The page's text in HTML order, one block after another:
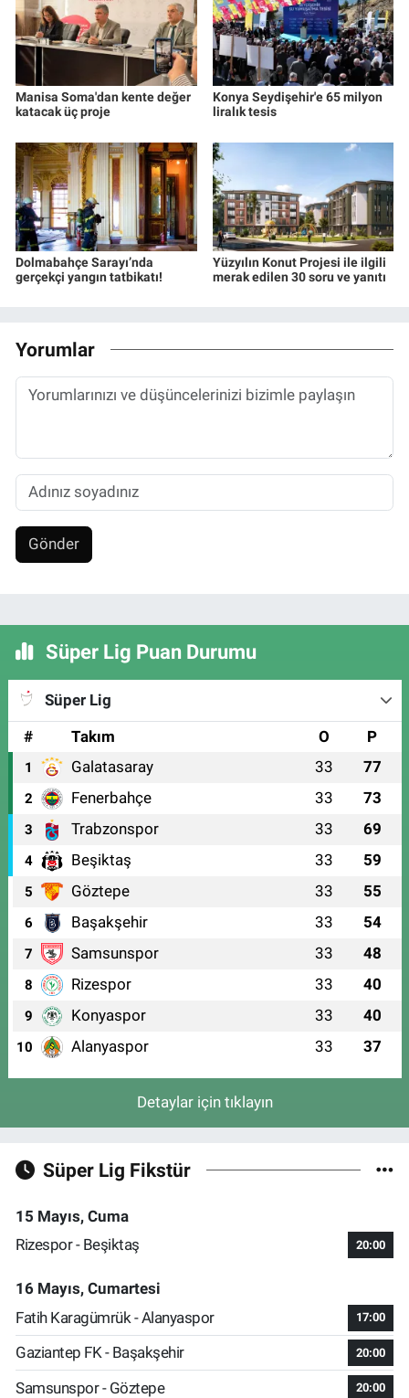
Manisa Soma'dan kente değer
katacak üç proje
Konya Seydişehir'e 65 milyon
liralık tesis
Dolmabahçe Sarayı’nda
gerçekçi yangın tatbikatı!
Yüzyılın Konut Projesi ile ilgili
merak edilen 30 soru ve yanıtı
Yorumlar
Gönder
Süper Lig Puan Durumu
Süper Lig
#
Takım O P
1 Galatasaray 33 77
2 Fenerbahçe 33 73
3 Trabzonspor 33 69
4 Beşiktaş 33 59
5 Göztepe 33 55
6 Başakşehir 33 54
7 Samsunspor 33 48
8 Rizespor 33 40
9 Konyaspor 33 40
10 Alanyaspor 33 37
Detaylar için tıklayın
Süper Lig Fikstür
15 Mayıs, Cuma
Rizespor - Beşiktaş
20:00
16 Mayıs, Cumartesi
Fatih Karagümrük - Alanyaspor
17:00
Gaziantep FK - Başakşehir 20:00
Samsunspor - Göztepe 20:00